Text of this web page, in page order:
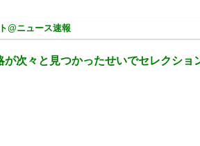
@ニュース速報
が次々と見つかったせいでセレクシ